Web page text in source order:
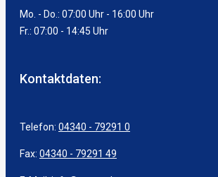
Mo. - Do.: 07:00 Uhr - 16:00 Uhr
Fr.: 07:00 - 14:45 Uhr
Kontaktdaten:
Telefon: 04340 - 79291 0
Fax: 04340 - 79291 49